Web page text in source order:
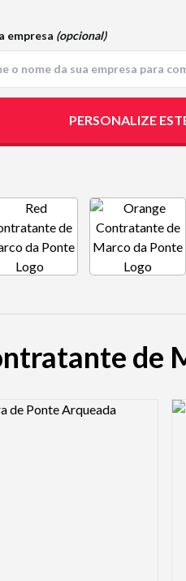
empresa (opcional)
PERSONALIZE
de
Image